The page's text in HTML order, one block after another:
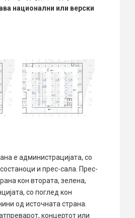
национални или верски
е администрацијата, со
и прес-сала. Прес-
кон втората, зелена,
со поглед кон
од источната страна.
концертот или